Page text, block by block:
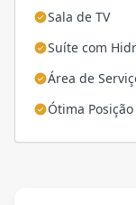
Sala de TV
Suíte com
Área de
Ótima